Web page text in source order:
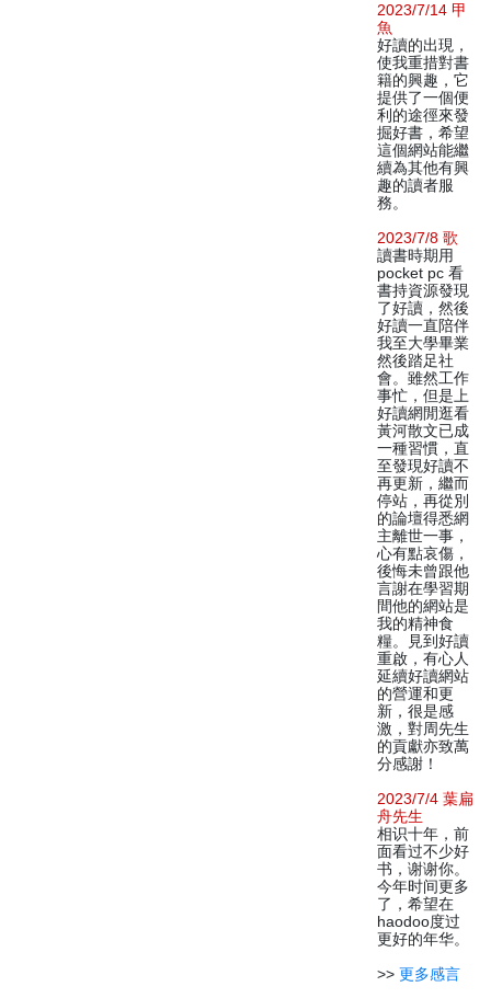
2023/7/14 甲
魚
好讀的出現，
使我重措對書
籍的興趣，它
提供了一個便
利的途徑來發
掘好書，希望
這個網站能繼
續為其他有興
趣的讀者服
務。
2023/7/8 歌
讀書時期用
pocket pc 看
書持資源發現
了好讀，然後
好讀一直陪伴
我至大學畢業
然後踏足社
會。雖然工作
事忙，但是上
好讀網閒逛看
黃河散文已成
一種習慣，直
至發現好讀不
再更新，繼而
停站，再從別
的論壇得悉網
主離世一事，
心有點哀傷，
後悔未曾跟他
言謝在學習期
間他的網站是
我的精神食
糧。見到好讀
重啟，有心人
延續好讀網站
的營運和更
新，很是感
激，對周先生
的貢獻亦致萬
分感謝！
2023/7/4 葉扁
舟先生
相识十年，前
面看过不少好
书，谢谢你。
今年时间更多
了，希望在
haodoo度过
更好的年华。
>> 更多感言